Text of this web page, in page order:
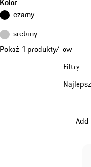
Kolor
czarny
srebrny
Pokaż 1 produkty/-ów
Filtry
Add